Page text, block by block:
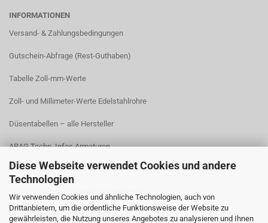
Diese Webseite verwendet Cookies und andere
Technologien
Wir verwenden Cookies und ähnliche Technologien, auch von
Drittanbietern, um die ordentliche Funktionsweise der Website zu
gewährleisten, die Nutzung unseres Angebotes zu analysieren und Ihnen
INFORMATIONEN
Versand- & Zahlungsbedingungen​
Gutschein-Abfrage (Rest-Guthaben)
Tabelle Zoll-mm-Werte
Zoll- und Millimeter-Werte Edelstahlrohre
Düsentabellen – alle Hersteller
ARAG Techn. Infos Armaturen
ARAG Installation Gleichdruck-Armaturen
ARAG Installation Armaturen Sprühgeräte
Lechler Behälter- und Tankreinigung